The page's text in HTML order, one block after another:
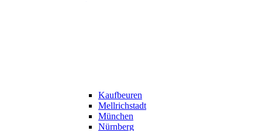
Kaufbeuren
Mellrichstadt
München
Nürnberg